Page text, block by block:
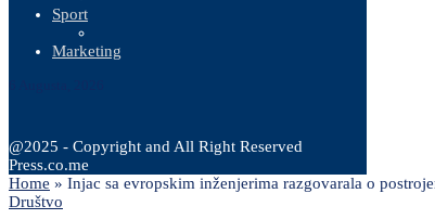
Sport
Marketing
@2025 - Copyright and All Right Reserved
Press.co.me
Home » Injac sa evropskim inženjerima razgovarala o
Društvo